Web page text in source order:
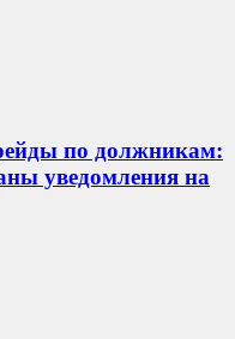
по должникам:
уведомления на